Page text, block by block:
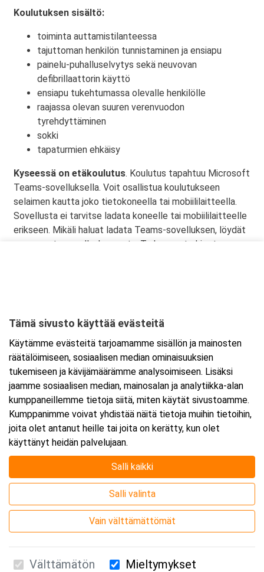
Koulutuksen sisältö:
toiminta auttamistilanteessa
tajuttoman henkilön tunnistaminen ja ensiapu
painelu-puhalluselvytys sekä neuvovan
defibrillaattorin käyttö
ensiapu tukehtumassa olevalle henkilölle
raajassa olevan suuren verenvuodon
tyrehdyttäminen
sokki
tapaturmien ehkäisy
Kyseessä on etäkoulutus. Koulutus tapahtuu Microsoft
Teams-sovelluksella. Voit osallistua koulutukseen
selaimen kautta joko tietokoneella tai mobiililaitteella.
Sovellusta ei tarvitse ladata koneelle tai mobiililaitteelle
erikseen. Mikäli haluat ladata Teams-sovelluksen, löydät
sen omasta sovelluskaupasta. Tarkemmat ohjeet
Ajankohta
Alkaa:26.6.2026 08:30
Päättyy:26.6.2026 11:45
Lisää tapahtuma kalenteriisi
Webinaari
Tämä sivusto käyttää evästeitä
Käytämme evästeitä tarjoamamme sisällön ja mainosten
räätälöimiseen, sosiaalisen median ominaisuuksien
tukemiseen ja kävijämäärämme analysoimiseen. Lisäksi
jaamme sosiaalisen median, mainosalan ja analytiikka-alan
kumppaneillemme tietoja siitä, miten käytät sivustoamme.
Kumppanimme voivat yhdistää näitä tietoja muihin tietoihin,
joita olet antanut heille tai joita on kerätty, kun olet
käyttänyt heidän palvelujaan.
Salli kaikki
Salli valinta
Vain välttämättömät
Välttämätön Mieltymykset